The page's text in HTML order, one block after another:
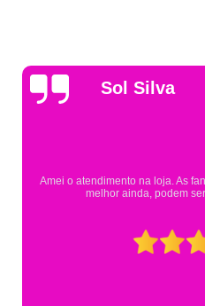
Gsutavo
Pesquisei em mais de 20 lojas e só
Eureka. Cheguei praticamente no
mesmo assim fui